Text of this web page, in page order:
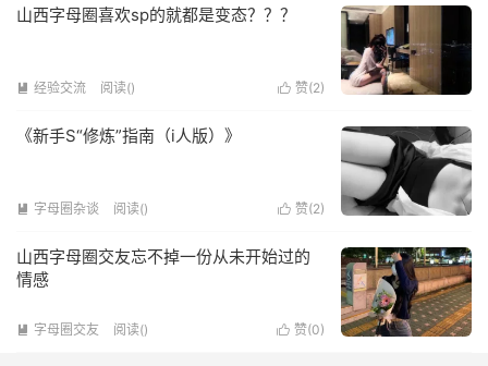
山西字母圈喜欢sp的就都是变态？？？
 赞(2)
 经验交流 阅读()
《新手S“修炼”指南（i人版）》
 赞(2)
 字母圈杂谈 阅读()
山西字母圈交友忘不掉一份从未开始过的
情感
 赞(0)
 字母圈交友 阅读()